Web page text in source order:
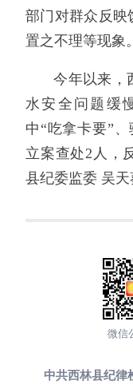
部门对群众反映
置之不理等现象。
今年以来，
水安全问题缓
中“吃拿卡要”
立案查处2人，
县纪委监委 吴天
微信
中共西林县纪律